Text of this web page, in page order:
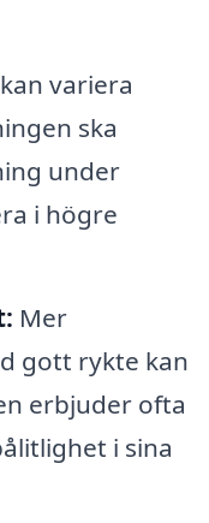
variera
ska
under
i högre
Mer
gott rykte kan
erbjuder ofta
i sina